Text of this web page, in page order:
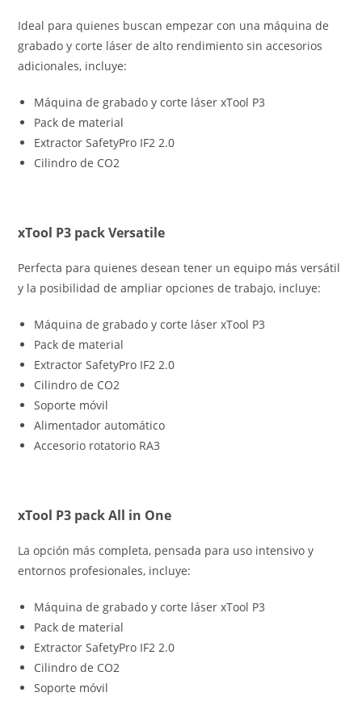
Ideal para quienes buscan empezar con una máquina de
grabado y corte láser de alto rendimiento sin accesorios
adicionales, incluye:
Máquina de grabado y corte láser xTool P3
Pack de material
Extractor SafetyPro IF2 2.0
Cilindro de CO2
xTool P3 pack Versatile
Perfecta para quienes desean tener un equipo más versátil
y la posibilidad de ampliar opciones de trabajo, incluye:
Máquina de grabado y corte láser xTool P3
Pack de material
Extractor SafetyPro IF2 2.0
Cilindro de CO2
Soporte móvil
Alimentador automático
Accesorio rotatorio RA3
xTool P3 pack All in One
La opción más completa, pensada para uso intensivo y
entornos profesionales, incluye:
Máquina de grabado y corte láser xTool P3
Pack de material
Extractor SafetyPro IF2 2.0
Cilindro de CO2
Soporte móvil